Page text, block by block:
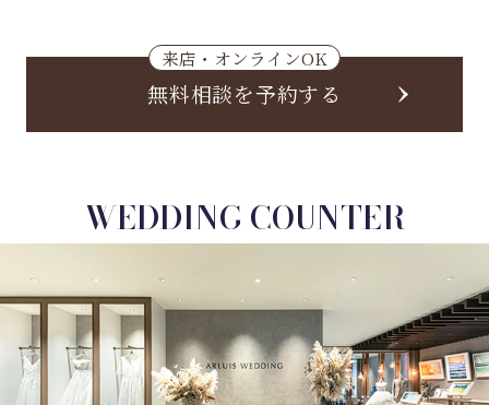
来店・オンラインOK
無料相談を予約する
WEDDING COUNTER